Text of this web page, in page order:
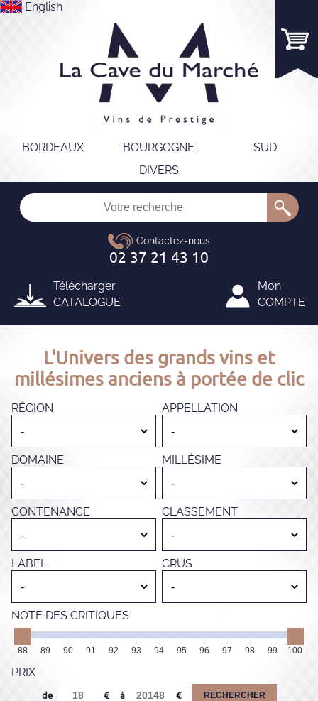
English
BORDEAUX BOURGOGNE
SUD
DIVERS
Télécharger
CATALOGUE
Mon
COMPTE
L'Univers des grands vins et
millésimes anciens à portée de clic
RÉGION APPELLATION
DOMAINE MILLÉSIME
CONTENANCE CLASSEMENT
LABEL CRUS
NOTE DES CRITIQUES
88 89 90 91 92 93 94 95 96 97 98 99 100
PRIX
de à RECHERCHER